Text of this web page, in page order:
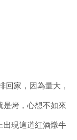
回家，因為量大，
是烤，心想不如來
出現這道紅酒燉牛